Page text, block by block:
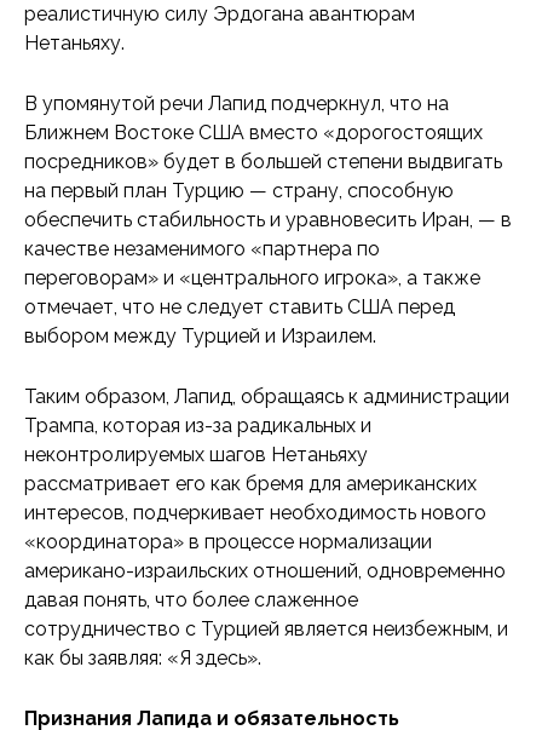
реалистичную силу Эрдогана авантюрам
Нетаньяху.
В упомянутой речи Лапид подчеркнул, что на
Ближнем Востоке США вместо «дорогостоящих
посредников» будет в большей степени выдвигать
на первый план Турцию — страну, способную
обеспечить стабильность и уравновесить Иран, — в
качестве незаменимого «партнера по
переговорам» и «центрального игрока», а также
отмечает, что не следует ставить США перед
выбором между Турцией и Израилем.
Таким образом, Лапид, обращаясь к администрации
Трампа, которая из-за радикальных и
неконтролируемых шагов Нетаньяху
рассматривает его как бремя для американских
интересов, подчеркивает необходимость нового
«координатора» в процессе нормализации
американо-израильских отношений, одновременно
давая понять, что более слаженное
сотрудничество с Турцией является неизбежным, и
как бы заявляя: «Я здесь».
Признания Лапида и обязательность